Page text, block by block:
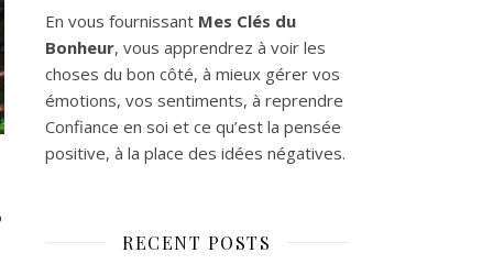
En vous fournissant Mes Clés du
Bonheur, vous apprendrez à voir les
choses du bon côté, à mieux gérer vos
émotions, vos sentiments, à reprendre
Confiance en soi et ce qu’est la pensée
positive, à la place des idées négatives.
RECENT POSTS